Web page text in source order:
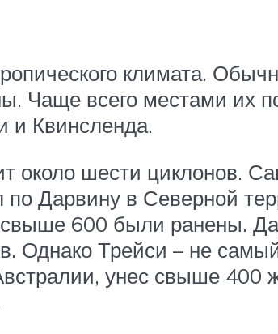
климата.
Чаще всего местами их
и Квинсленда.
около шести циклонов.
Дарвину в Северной
600 были ранены.
Однако Трейси – не
унес свыше